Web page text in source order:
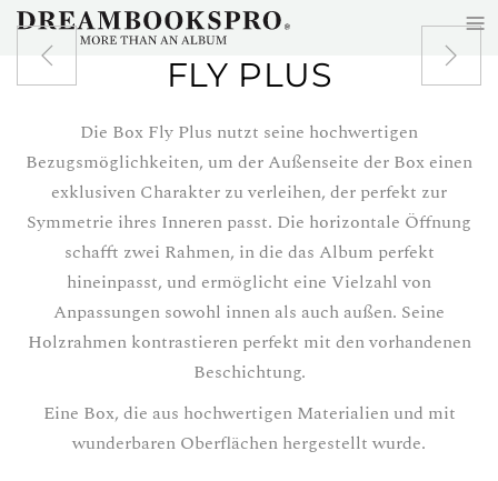
Zum Hauptinhalt springenFLY PLUS
Die Box Fly Plus nutzt seine hochwertigen
Bezugsmöglichkeiten, um der Außenseite der Box einen
exklusiven Charakter zu verleihen, der perfekt zur
Symmetrie ihres Inneren passt. Die horizontale Öffnung
schafft zwei Rahmen, in die das Album perfekt
hineinpasst, und ermöglicht eine Vielzahl von
Anpassungen sowohl innen als auch außen. Seine
Holzrahmen kontrastieren perfekt mit den vorhandenen
Beschichtung.
Eine Box, die aus hochwertigen Materialien und mit
wunderbaren Oberflächen hergestellt wurde.
≡